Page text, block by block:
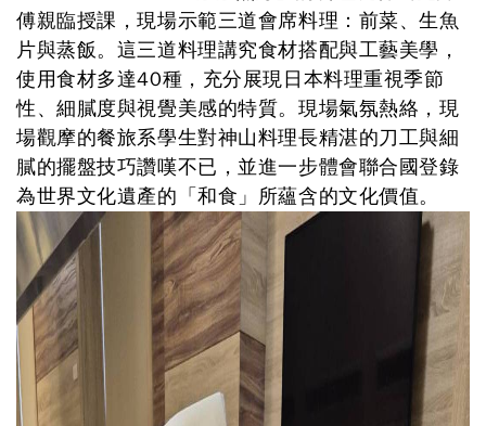
傅親臨授課，現場示範三道會席料理：前菜、生魚
片與蒸飯。這三道料理講究食材搭配與工藝美學，
使用食材多達40種，充分展現日本料理重視季節
性、細膩度與視覺美感的特質。現場氣氛熱絡，現
場觀摩的餐旅系學生對神山料理長精湛的刀工與細
膩的擺盤技巧讚嘆不已，並進一步體會聯合國登錄
為世界文化遺產的「和食」所蘊含的文化價值。